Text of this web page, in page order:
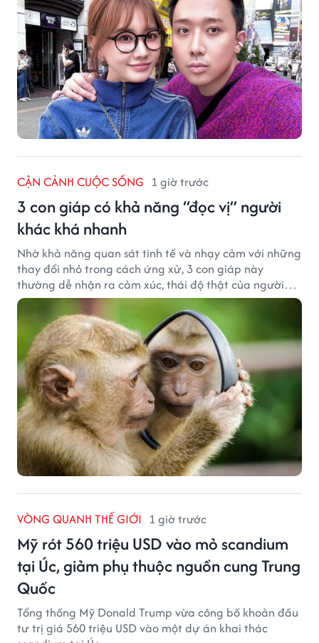
CẬN CẢNH CUỘC SỐNG 1 giờ trước
3 con giáp có khả năng “đọc vị” người
khác khá nhanh
Nhờ khả năng quan sát tinh tế và nhạy cảm với những
thay đổi nhỏ trong cách ứng xử, 3 con giáp này
thường dễ nhận ra cảm xúc, thái độ thật của người
đối diện.
VÒNG QUANH THẾ GIỚI 1 giờ trước
Mỹ rót 560 triệu USD vào mỏ scandium
tại Úc, giảm phụ thuộc nguồn cung Trung
Quốc
Tổng thống Mỹ Donald Trump vừa công bố khoản đầu
tư trị giá 560 triệu USD vào một dự án khai thác